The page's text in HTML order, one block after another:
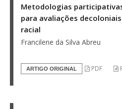
Metodologias
para avaliações
racial
Francilene da Silva Abreu
ARTIGO ORIGINAL PDF